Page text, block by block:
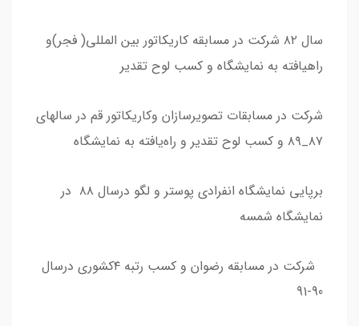
سال ۸۲ شرکت در مسابقه کاریکاتور بین المللی( فجر)و
راهیافته به نمایشگاه و کسب لوح تقدیر
شرکت در مسابقات تصویرسازان وکاریکاتور قم در سالهای
۸۷_۸۹ و کسب لوح تقدیر و راه‌یافته به نمایشگاه
برپایی نمایشگاه انفرادی پوستر و لگو درسال ۸۸ در
نمایشگاه شمسه
شرکت در مسابقه رضوان و کسب رتبه ۴کشوری درسال
90-91